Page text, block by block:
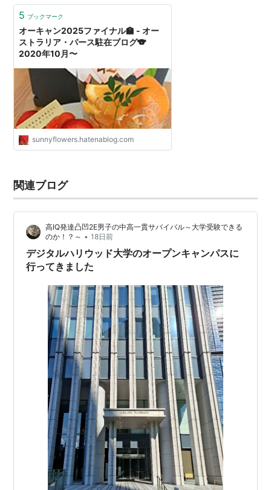
5 ブックマーク
オーキャン2025ファイナル🏫 - オー
ストラリア・パース駐在ブログ🐨
2020年10月〜
sunnyflowers.hatenablog.com
関連ブログ
高IQ発達凸凹2E男子の中高一貫サバイバル～大学受験できる
のか！？～ • 18日前
デジタルハリウッド大学のオープンキャンパスに
行ってきました